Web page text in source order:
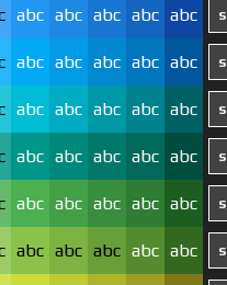
abc abc abc abc abc
abc abc abc abc abc
abc abc abc abc abc
abc abc abc abc abc
abc abc abc abc abc
abc abc abc abc abc